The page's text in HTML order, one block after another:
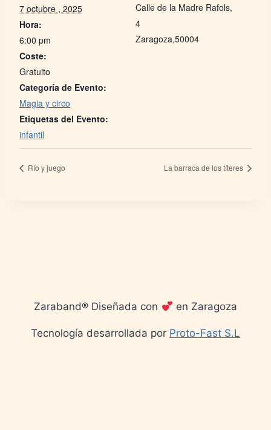
7 octubre , 2025
Hora:
6:00 pm
Coste:
Gratuito
Categoría de Evento:
Magia y circo
Etiquetas del Evento:
infantil
Calle de la Madre Rafols,
4
Zaragoza,50004
Río y juego La barraca de los títeres
Zaraband® Diseñada con en Zaragoza
Tecnología desarrollada por Proto-Fast S.L